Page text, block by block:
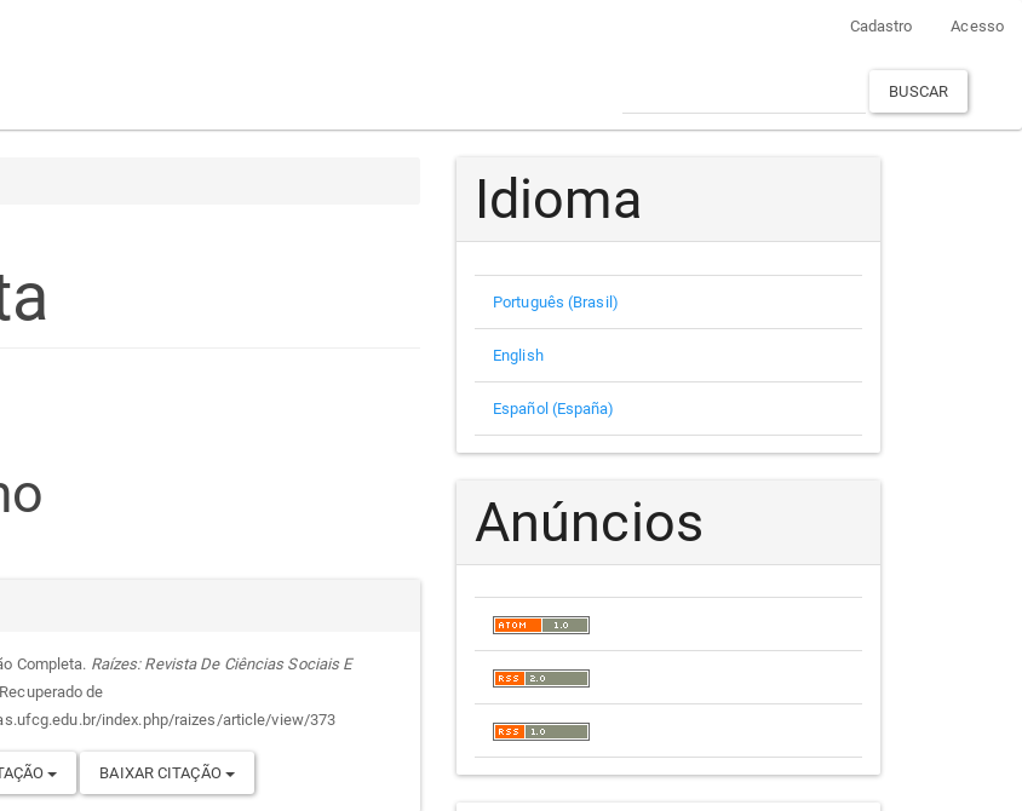
Cadastro Acesso
BUSCAR
Completa. Raízes: Revista De Ciências Sociais E
de
index.php/raizes/article/view/373
BAIXAR CITAÇÃO
Idioma
Português (Brasil)
English
Español (España)
Anúncios